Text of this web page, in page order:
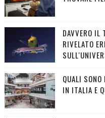
DAVVERO IL
RIVELATO
QUALI
IN ITALIA E